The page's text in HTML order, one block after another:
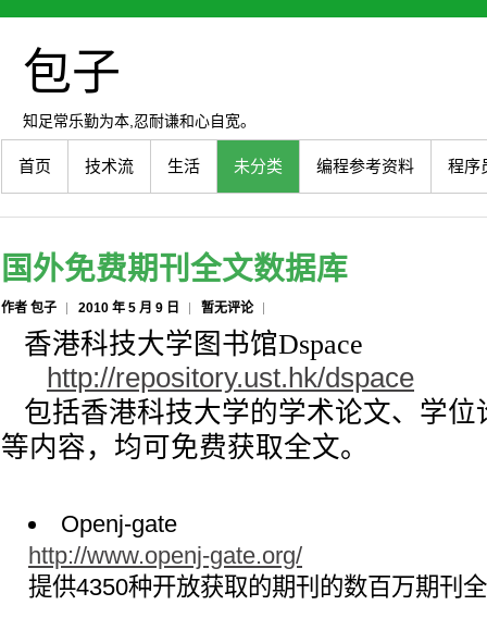
包子
知足常乐勤为本,忍耐谦和心自宽。
首页 技术流 生活 未分类 编程参考资料 程序
国外免费期刊全文数据库
作者 包子 2010 年 5 月 9 日 暂无评论
香港科技大学图书馆Dspace
http://repository.ust.hk/dspace
包括香港科技大学的学术论文、学位
等内容，均可免费获取全文。
Openj-gate
http://www.openj-gate.org/
提供4350种开放获取的期刊的数百万期刊